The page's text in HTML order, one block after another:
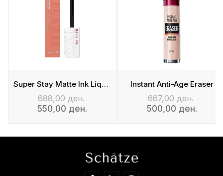
Super Stay Matte Ink Liquid Lipstick
688,00 ден.
550,00 ден.
Instant Anti-Age Eraser
667,00 ден.
500,00 ден.